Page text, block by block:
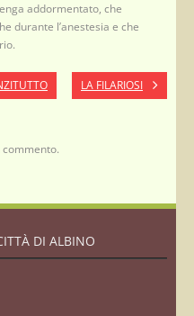
addormentato, che
durante l’anestesia e che
LA FILARIOSI
DI ALBINO